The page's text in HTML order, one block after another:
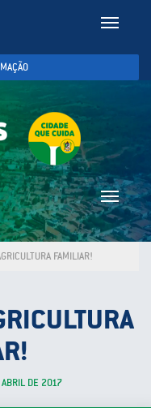
Toggle
Toggle
FAMILIAR!
ABRIL DE 2017